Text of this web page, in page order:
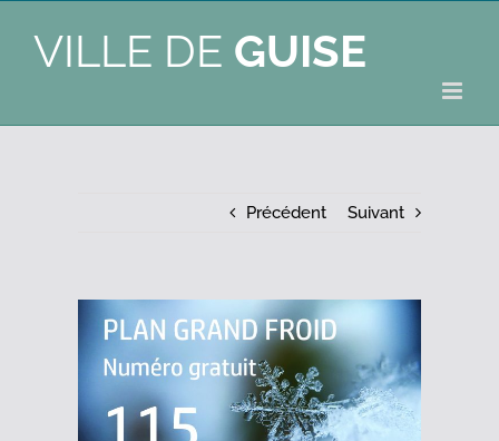
VILLE DE GUISE
Précédent Suivant
l'image
agrandie